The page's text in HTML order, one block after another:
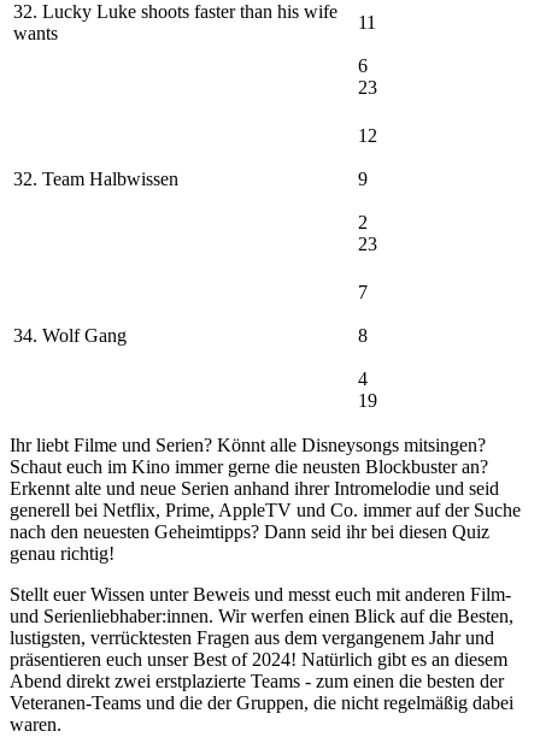
32. Lucky Luke shoots faster than his wife
wants
11
6
23
32. Team Halbwissen
12
9
2
23
34. Wolf Gang
7
8
4
19
Ihr liebt Filme und Serien? Könnt alle Disneysongs mitsingen?
Schaut euch im Kino immer gerne die neusten Blockbuster an?
Erkennt alte und neue Serien anhand ihrer Intromelodie und seid
generell bei Netflix, Prime, AppleTV und Co. immer auf der Suche
nach den neuesten Geheimtipps? Dann seid ihr bei diesen Quiz
genau richtig!
Stellt euer Wissen unter Beweis und messt euch mit anderen Film-
und Serienliebhaber:innen. Wir werfen einen Blick auf die Besten,
lustigsten, verrücktesten Fragen aus dem vergangenem Jahr und
präsentieren euch unser Best of 2024! Natürlich gibt es an diesem
Abend direkt zwei erstplazierte Teams - zum einen die besten der
Veteranen-Teams und die der Gruppen, die nicht regelmäßig dabei
waren.